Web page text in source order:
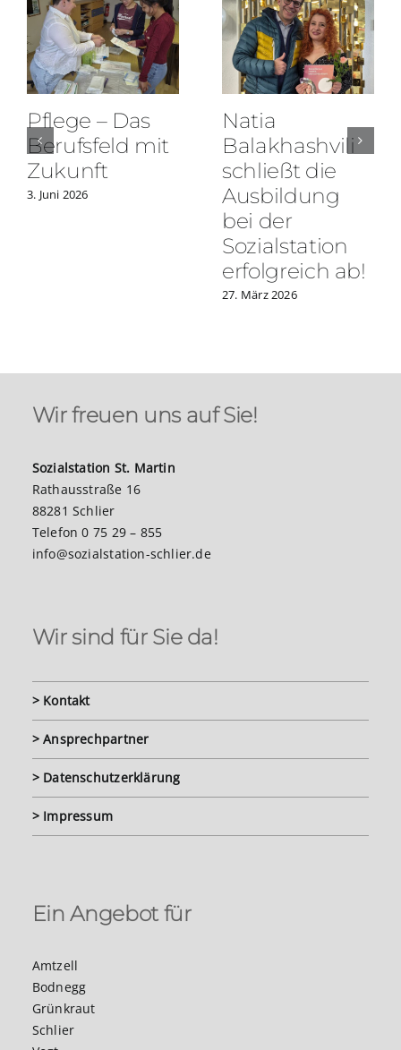
Pflege – Das
Berufsfeld mit
Zukunft
3. Juni 2026
Natia
Balakhashvili
schließt die
Ausbildung
bei der
Sozialstation
erfolgreich ab!
27. März 2026
Wir freuen uns auf Sie!
Sozialstation St. Martin
Rathausstraße 16
88281 Schlier
Telefon 0 75 29 – 855
info@sozialstation-schlier.de
Wir sind für Sie da!
> Kontakt
> Ansprechpartner
> Datenschutzerklärung
> Impressum
Ein Angebot für
Amtzell
Bodnegg
Grünkraut
Schlier